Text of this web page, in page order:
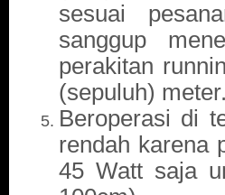
sesuai
sanggup
perakitan
(sepuluh) meter.
Beroperasi di
rendah karena
45 Watt saja